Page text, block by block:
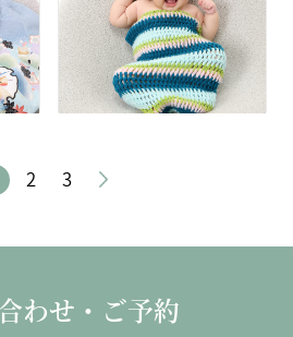
2 3
わせ・ご予約